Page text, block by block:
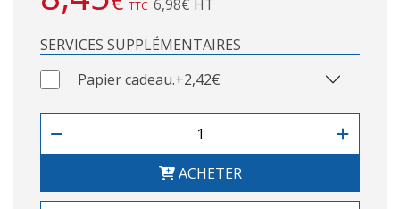
TTC 6,98€ HT
SERVICES SUPPLÉMENTAIRES
Papier cadeau.+2,42€
ACHETER